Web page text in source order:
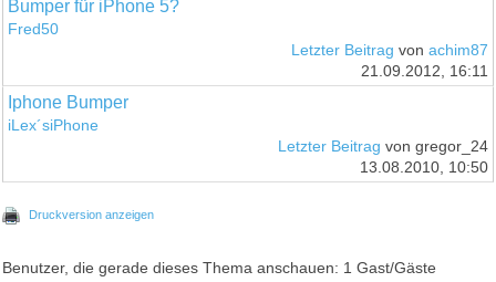
Bumper für iPhone 5?
Fred50
Letzter Beitrag von achim87
21.09.2012, 16:11
Iphone Bumper
iLex´siPhone
Letzter Beitrag von gregor_24
13.08.2010, 10:50
Druckversion anzeigen
Benutzer, die gerade dieses Thema anschauen: 1 Gast/Gäste